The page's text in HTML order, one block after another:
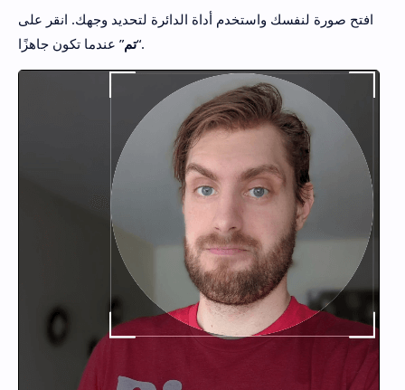
افتح صورة لنفسك واستخدم أداة الدائرة لتحديد وجهك. انقر على
“تم ” عندما تكون جاهزًا.